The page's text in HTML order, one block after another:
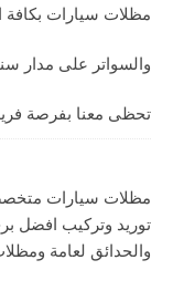
مظلات سيارات
والسواتر على مدار
تحظى معنا بفرصة فريدة
مظلات سيارات
توريد وتركيب افضل
والحدائق لعامة